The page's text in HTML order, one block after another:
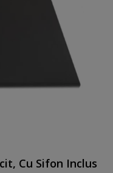
Cu Sifon Inclus